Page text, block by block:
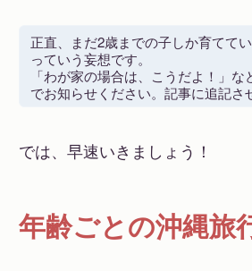
正直、まだ2歳までの子しか育てて
っていう妄想です。
「わが家の場合は、こうだよ！」
でお知らせください。記事に追記さ
では、早速いきましょう！
年齢ごとの沖縄旅